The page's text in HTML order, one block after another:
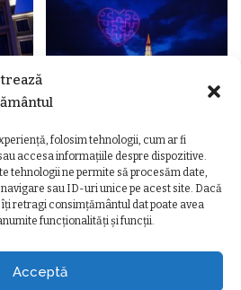
folosim tehnologii, cum ar fi
accesa informațiile despre dispozitive.
tehnologii ne permite să procesăm date,
sau ID-uri unice pe acest site. Dacă
retragi consimțământul dat poate avea
funcționalități și funcții.
Acceptă
Ziua Unirii la Cluj-Napoca.
Programul complet al
evenimentelor